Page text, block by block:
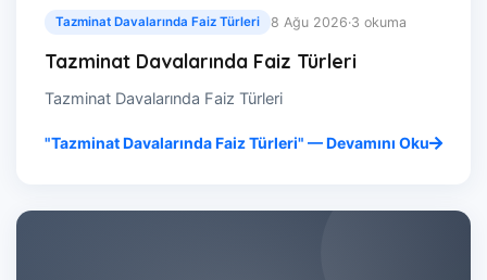
Tazminat Davalarında Faiz Türleri 8 Ağu 2026·3 okuma
Tazminat Davalarında Faiz Türleri
Tazminat Davalarında Faiz Türleri
"Tazminat Davalarında Faiz Türleri" — Devamını Oku